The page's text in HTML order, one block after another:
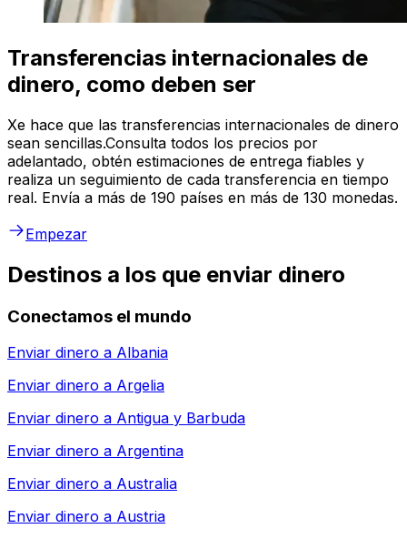
Transferencias internacionales de
dinero, como deben ser
Xe hace que las transferencias internacionales de dinero
sean sencillas.Consulta todos los precios por
adelantado, obtén estimaciones de entrega fiables y
realiza un seguimiento de cada transferencia en tiempo
real. Envía a más de 190 países en más de 130 monedas.
Empezar
Destinos a los que enviar dinero
Conectamos el mundo
Enviar dinero a Albania
Enviar dinero a Argelia
Enviar dinero a Antigua y Barbuda
Enviar dinero a Argentina
Enviar dinero a Australia
Enviar dinero a Austria